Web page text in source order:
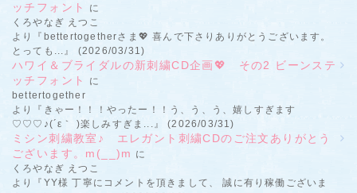
ッチフォント
に
くろやなぎ えつこ
より『bettertogetherさま💖 喜んで下さりありがとうございます。
とっても...』 (2026/03/31)
ハワイ＆ブライダルの新刺繍CD企画💖 その2 ビーンステ
ッチフォント
に
bettertogether
より『きゃー！！！やったー！！う、う、う、嬉しすぎます
♡♡♡♪(´ε｀ )楽しみすぎま...』 (2026/03/31)
ミシン刺繍教室♪ エレガント刺繍CDのご注文ありがとう
ございます。m(__)m に
くろやなぎ えつこ
より『YY様 丁寧にコメントを頂きまして、 誠に有り稼働ございま